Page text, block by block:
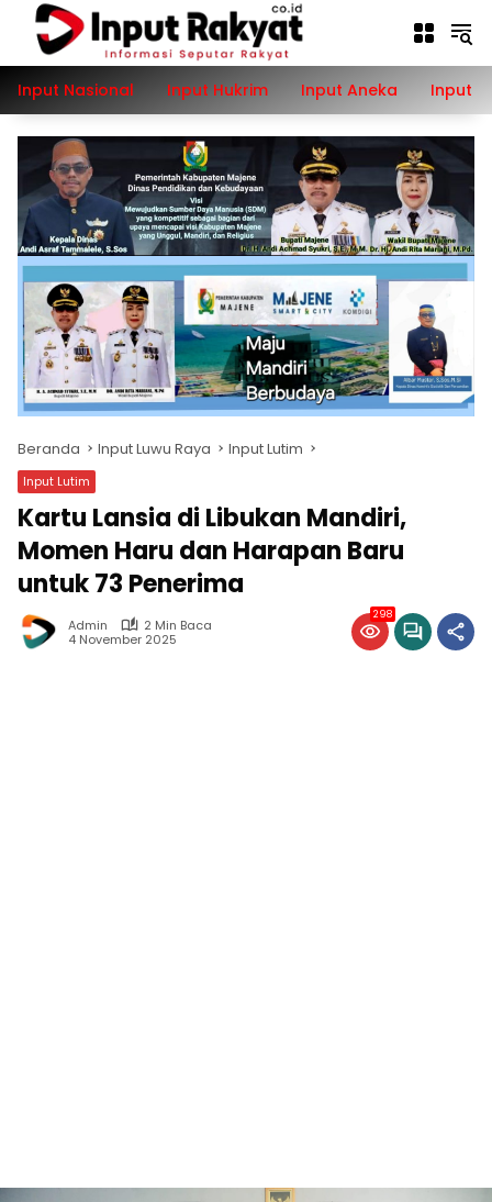
Langsung
konten
Input Nasional
Input Hukrim Input Aneka Input
Beranda Input Luwu Raya Input Lutim
Input Lutim
Kartu Lansia di Libukan Mandiri,
Momen Haru dan Harapan Baru
untuk 73 Penerima
Admin
2 Min Baca
4 November 2025
298